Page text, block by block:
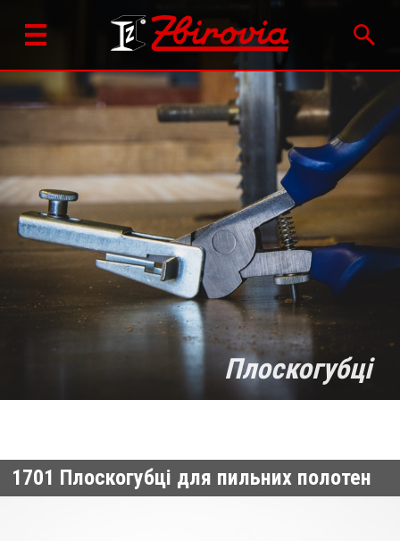
Плоскогубці
1701 Плоскогубці для пильних полотен